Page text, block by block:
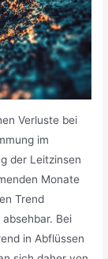
Verluste bei
im
der Leitzinsen
Monate
Trend
Bei
in Abflüssen